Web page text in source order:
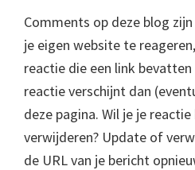
Comments op deze blog
je eigen website te
reactie die een link
reactie verschijnt dan
deze pagina. Wil je je
verwijderen? Update of
de URL van je bericht